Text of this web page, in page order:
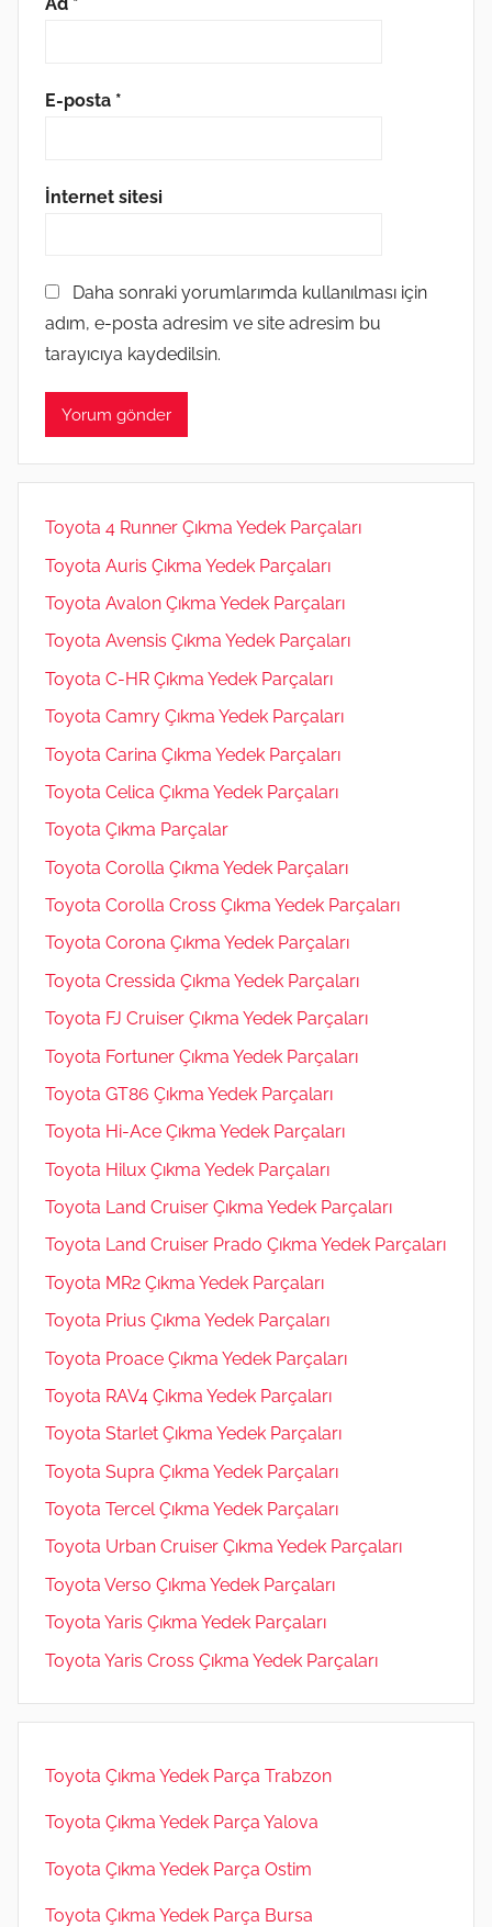
Ad *
E-posta *
İnternet sitesi
Daha sonraki yorumlarımda kullanılması için
adım, e-posta adresim ve site adresim bu
tarayıcıya kaydedilsin.
Toyota 4 Runner Çıkma Yedek Parçaları
Toyota Auris Çıkma Yedek Parçaları
Toyota Avalon Çıkma Yedek Parçaları
Toyota Avensis Çıkma Yedek Parçaları
Toyota C-HR Çıkma Yedek Parçaları
Toyota Camry Çıkma Yedek Parçaları
Toyota Carina Çıkma Yedek Parçaları
Toyota Celica Çıkma Yedek Parçaları
Toyota Çıkma Parçalar
Toyota Corolla Çıkma Yedek Parçaları
Toyota Corolla Cross Çıkma Yedek Parçaları
Toyota Corona Çıkma Yedek Parçaları
Toyota Cressida Çıkma Yedek Parçaları
Toyota FJ Cruiser Çıkma Yedek Parçaları
Toyota Fortuner Çıkma Yedek Parçaları
Toyota GT86 Çıkma Yedek Parçaları
Toyota Hi-Ace Çıkma Yedek Parçaları
Toyota Hilux Çıkma Yedek Parçaları
Toyota Land Cruiser Çıkma Yedek Parçaları
Toyota Land Cruiser Prado Çıkma Yedek Parçaları
Toyota MR2 Çıkma Yedek Parçaları
Toyota Prius Çıkma Yedek Parçaları
Toyota Proace Çıkma Yedek Parçaları
Toyota RAV4 Çıkma Yedek Parçaları
Toyota Starlet Çıkma Yedek Parçaları
Toyota Supra Çıkma Yedek Parçaları
Toyota Tercel Çıkma Yedek Parçaları
Toyota Urban Cruiser Çıkma Yedek Parçaları
Toyota Verso Çıkma Yedek Parçaları
Toyota Yaris Çıkma Yedek Parçaları
Toyota Yaris Cross Çıkma Yedek Parçaları
Toyota Çıkma Yedek Parça Trabzon
Toyota Çıkma Yedek Parça Yalova
Toyota Çıkma Yedek Parça Ostim
Toyota Çıkma Yedek Parça Bursa